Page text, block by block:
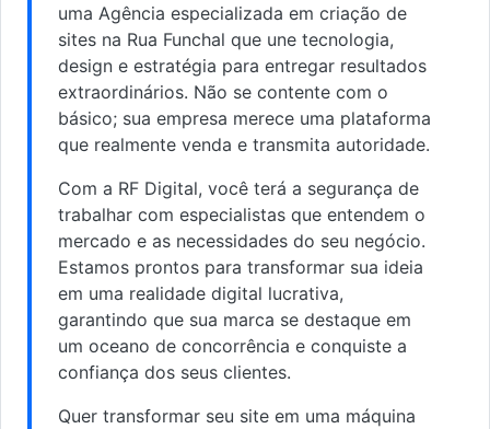
uma Agência especializada em criação de
sites na Rua Funchal que une tecnologia,
design e estratégia para entregar resultados
extraordinários. Não se contente com o
básico; sua empresa merece uma plataforma
que realmente venda e transmita autoridade.
Com a RF Digital, você terá a segurança de
trabalhar com especialistas que entendem o
mercado e as necessidades do seu negócio.
Estamos prontos para transformar sua ideia
em uma realidade digital lucrativa,
garantindo que sua marca se destaque em
um oceano de concorrência e conquiste a
confiança dos seus clientes.
Quer transformar seu site em uma máquina